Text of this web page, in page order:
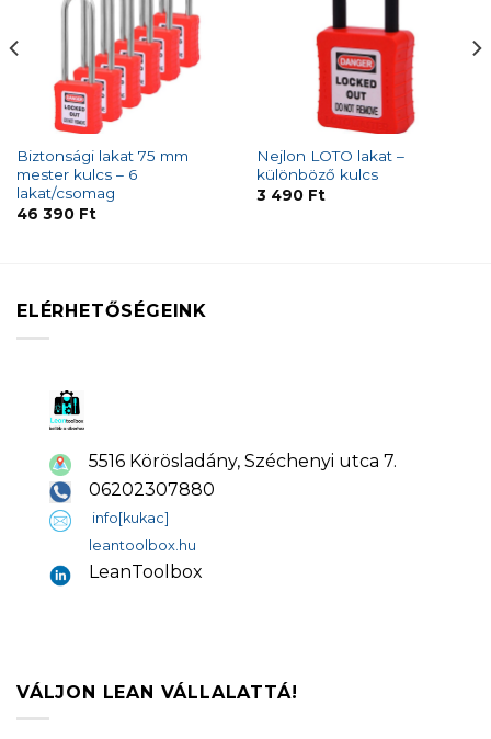
Biztonsági lakat 75 mm
mester kulcs – 6
lakat/csomag
46 390 Ft
Nejlon LOTO lakat –
különböző kulcs
3 490 Ft
ELÉRHETŐSÉGEINK
5516 Körösladány, Széchenyi utca 7.
06202307880
info[kukac]
leantoolbox.hu
LeanToolbox
VÁLJON LEAN VÁLLALATTÁ!